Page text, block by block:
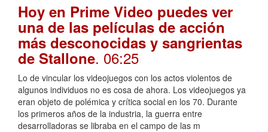
Hoy en Prime Video puedes ver
una de las películas de acción
más desconocidas y sangrientas
de Stallone. 06:25
Lo de vincular los videojuegos con los actos violentos de
algunos individuos no es cosa de ahora. Los videojuegos ya
eran objeto de polémica y crítica social en los 70. Durante
los primeros años de la industria, la guerra entre
desarrolladoras se libraba en el campo de las m